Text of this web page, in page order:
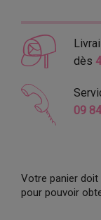
dès
09
Votre panier
pour pouvoir